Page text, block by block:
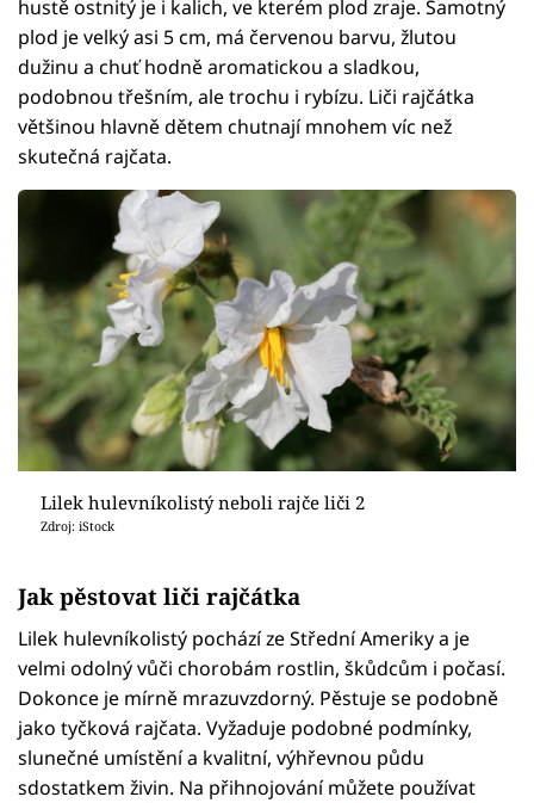
hustě ostnitý je i kalich, ve kterém plod zraje. Samotný
plod je velký asi 5 cm, má červenou barvu, žlutou
dužinu a chuť hodně aromatickou a sladkou,
podobnou třešním, ale trochu i rybízu. Liči rajčátka
většinou hlavně dětem chutnají mnohem víc než
skutečná rajčata.
Lilek hulevníkolistý neboli rajče liči 2
Zdroj: iStock
Jak pěstovat liči rajčátka
Lilek hulevníkolistý pochází ze Střední Ameriky a je
velmi odolný vůči chorobám rostlin, škůdcům i počasí.
Dokonce je mírně mrazuvzdorný. Pěstuje se podobně
jako tyčková rajčata. Vyžaduje podobné podmínky,
slunečné umístění a kvalitní, výhřevnou půdu
sdostatkem živin. Na přihnojování můžete používat